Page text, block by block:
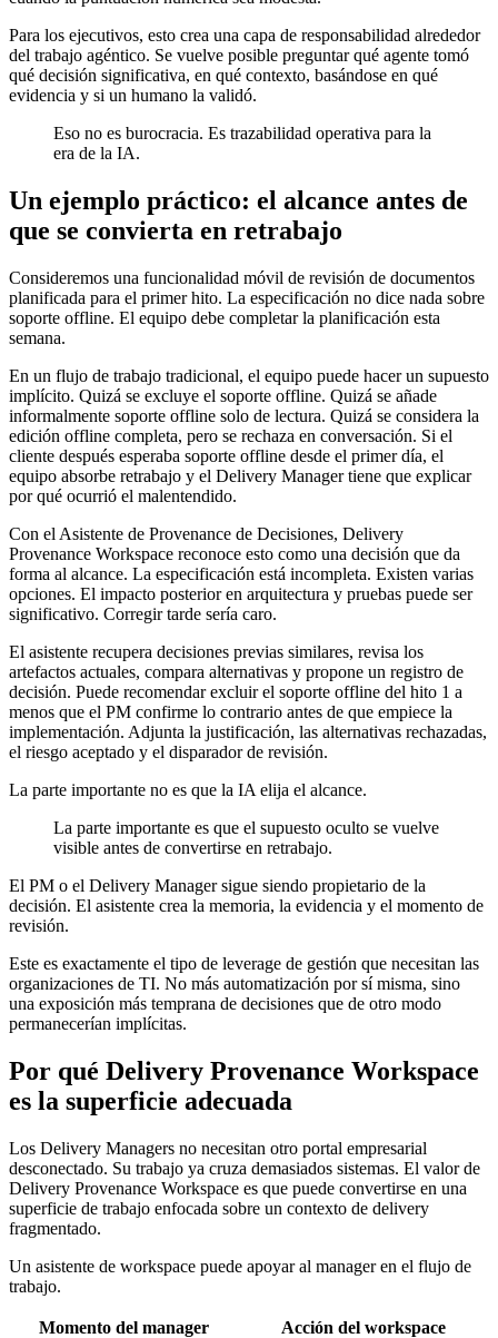
Para los ejecutivos, esto crea una capa de responsabilidad alrededor
del trabajo agéntico. Se vuelve posible preguntar qué agente tomó
qué decisión significativa, en qué contexto, basándose en qué
evidencia y si un humano la validó.
Eso no es burocracia. Es trazabilidad operativa para la
era de la IA.
Un ejemplo práctico: el alcance antes de
que se convierta en retrabajo
Consideremos una funcionalidad móvil de revisión de documentos
planificada para el primer hito. La especificación no dice nada sobre
soporte offline. El equipo debe completar la planificación esta
semana.
En un flujo de trabajo tradicional, el equipo puede hacer un supuesto
implícito. Quizá se excluye el soporte offline. Quizá se añade
informalmente soporte offline solo de lectura. Quizá se considera la
edición offline completa, pero se rechaza en conversación. Si el
cliente después esperaba soporte offline desde el primer día, el
equipo absorbe retrabajo y el Delivery Manager tiene que explicar
por qué ocurrió el malentendido.
Con el Asistente de Provenance de Decisiones, Delivery
Provenance Workspace reconoce esto como una decisión que da
forma al alcance. La especificación está incompleta. Existen varias
opciones. El impacto posterior en arquitectura y pruebas puede ser
significativo. Corregir tarde sería caro.
El asistente recupera decisiones previas similares, revisa los
artefactos actuales, compara alternativas y propone un registro de
decisión. Puede recomendar excluir el soporte offline del hito 1 a
menos que el PM confirme lo contrario antes de que empiece la
implementación. Adjunta la justificación, las alternativas rechazadas,
el riesgo aceptado y el disparador de revisión.
La parte importante no es que la IA elija el alcance.
La parte importante es que el supuesto oculto se vuelve
visible antes de convertirse en retrabajo.
El PM o el Delivery Manager sigue siendo propietario de la
decisión. El asistente crea la memoria, la evidencia y el momento de
revisión.
Este es exactamente el tipo de leverage de gestión que necesitan las
organizaciones de TI. No más automatización por sí misma, sino
una exposición más temprana de decisiones que de otro modo
permanecerían implícitas.
Por qué Delivery Provenance Workspace
es la superficie adecuada
Los Delivery Managers no necesitan otro portal empresarial
desconectado. Su trabajo ya cruza demasiados sistemas. El valor de
Delivery Provenance Workspace es que puede convertirse en una
superficie de trabajo enfocada sobre un contexto de delivery
fragmentado.
Un asistente de workspace puede apoyar al manager en el flujo de
trabajo.
Momento del manager
Acción del workspace